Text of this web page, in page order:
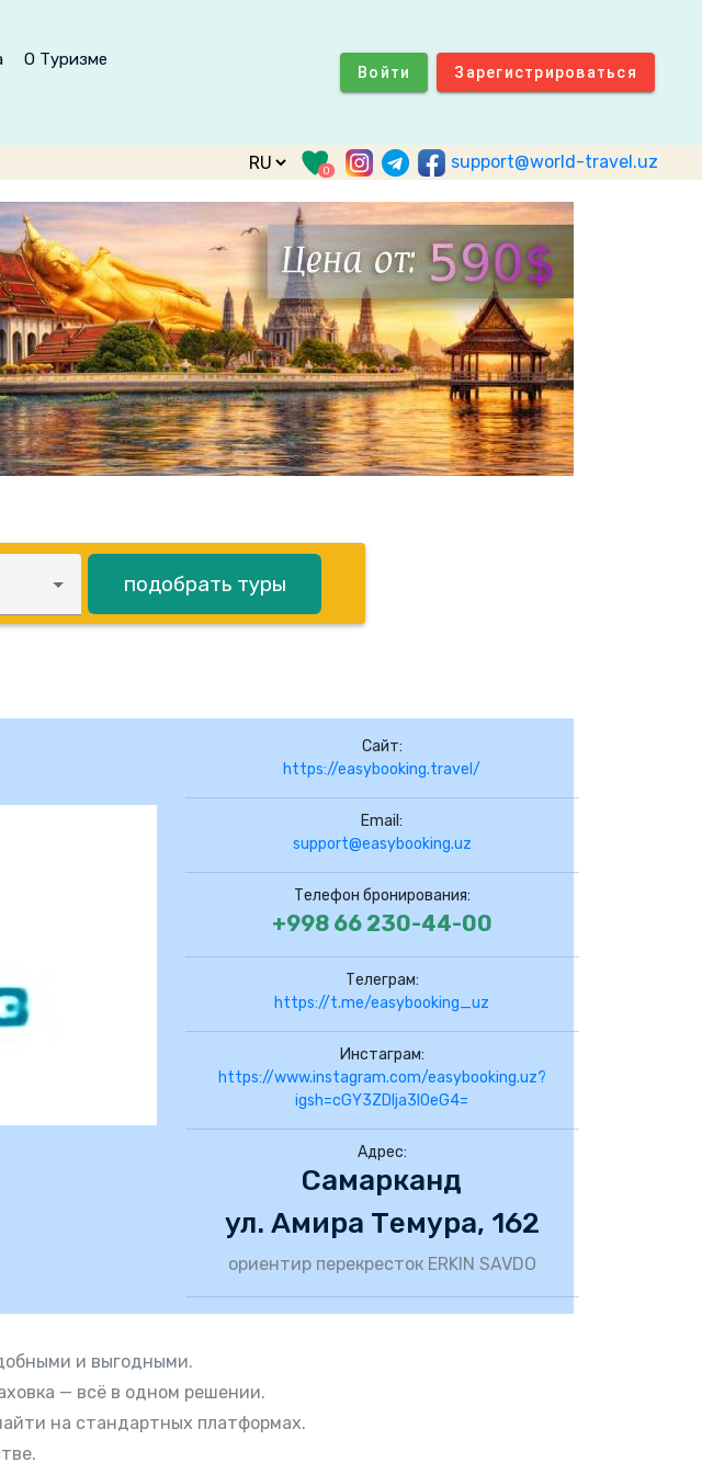
О Туризме
Войти Зарегистрироваться
0 support@world-travel.uz
подобрать туры
Сайт:
https://easybooking.travel/
Email:
support@easybooking.uz
Телефон бронирования:
+998 66 230-44-00
Телеграм:
https://t.me/easybooking_uz
Инстаграм:
https://www.instagram.com/easybooking.uz?
igsh=cGY3ZDlja3I0eG4=
Адрес:
Самарканд
ул. Амира Темура, 162
ориентир перекресток ERKIN SAVDO
и выгодными.
— всё в одном решении.
на стандартных платформах.